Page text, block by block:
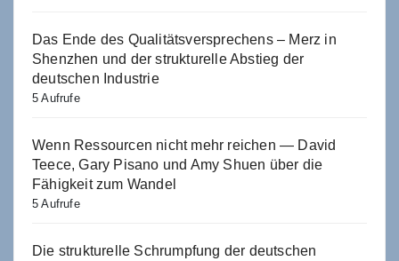
Das Ende des Qualitätsversprechens – Merz in
Shenzhen und der strukturelle Abstieg der
deutschen Industrie
5 Aufrufe
Wenn Ressourcen nicht mehr reichen — David
Teece, Gary Pisano und Amy Shuen über die
Fähigkeit zum Wandel
5 Aufrufe
Die strukturelle Schrumpfung der deutschen